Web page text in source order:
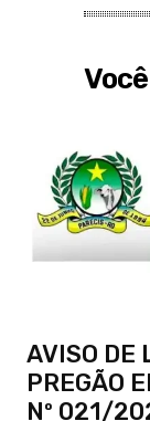
AVISO DE
PREGÃO
Nº 021/